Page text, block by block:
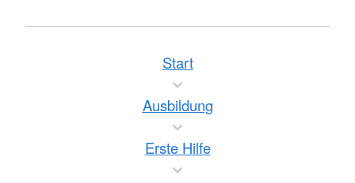
Start
Ausbildung
Erste Hilfe